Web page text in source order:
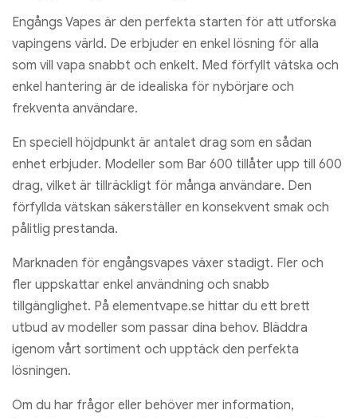
Engångs Vapes är den perfekta starten för att utforska
vapingens värld. De erbjuder en enkel lösning för alla
som vill vapa snabbt och enkelt. Med förfyllt vätska och
enkel hantering är de idealiska för nybörjare och
frekventa användare.
En speciell höjdpunkt är antalet drag som en sådan
enhet erbjuder. Modeller som Bar 600 tillåter upp till 600
drag, vilket är tillräckligt för många användare. Den
förfyllda vätskan säkerställer en konsekvent smak och
pålitlig prestanda.
Marknaden för engångsvapes växer stadigt. Fler och
fler uppskattar enkel användning och snabb
tillgänglighet. På elementvape.se hittar du ett brett
utbud av modeller som passar dina behov. Bläddra
igenom vårt sortiment och upptäck den perfekta
lösningen.
Om du har frågor eller behöver mer information,